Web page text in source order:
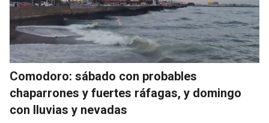
Comodoro: sábado con probables
chaparrones y fuertes ráfagas, y domingo
con lluvias y nevadas